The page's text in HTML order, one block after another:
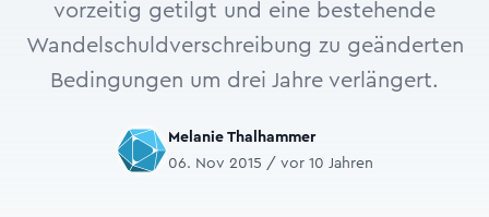
vorzeitig getilgt und eine bestehende
Wandelschuldverschreibung zu geänderten
Bedingungen um drei Jahre verlängert.
Melanie Thalhammer
06. Nov 2015 / vor 10 Jahren